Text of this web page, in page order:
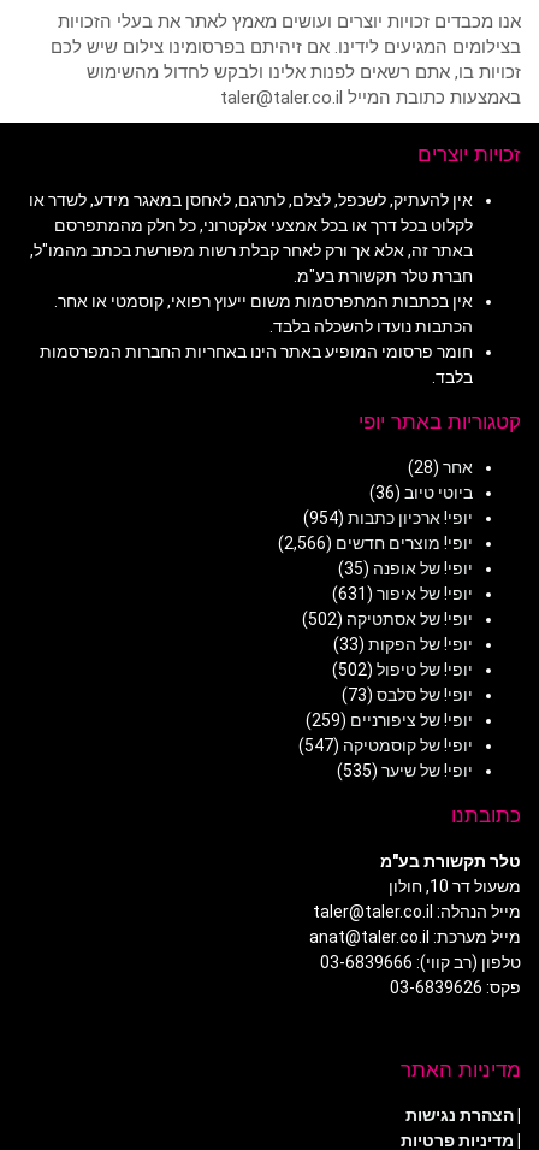
אנו מכבדים זכויות יוצרים ועושים מאמץ לאתר את בעלי הזכויות
בצילומים המגיעים לידינו. אם זיהיתם בפרסומינו צילום שיש לכם
זכויות בו, אתם רשאים לפנות אלינו ולבקש לחדול מהשימוש
באמצעות כתובת המייל taler@taler.co.il
זכויות יוצרים
אין להעתיק, לשכפל, לצלם, לתרגם, לאחסן במאגר מידע, לשדר או
לקלוט בכל דרך או בכל אמצעי אלקטרוני, כל חלק מהמתפרסם
באתר זה, אלא אך ורק לאחר קבלת רשות מפורשת בכתב מהמו"ל,
חברת טלר תקשורת בע"מ.
אין בכתבות המתפרסמות משום ייעוץ רפואי, קוסמטי או אחר.
הכתבות נועדו להשכלה בלבד.
חומר פרסומי המופיע באתר הינו באחריות החברות המפרסמות
בלבד.
קטגוריות באתר יופי
אחר (28)
ביוטי טיוב (36)
יופי! ארכיון כתבות (954)
יופי! מוצרים חדשים (2,566)
יופי! של אופנה (35)
יופי! של איפור (631)
יופי! של אסתטיקה (502)
יופי! של הפקות (33)
יופי! של טיפול (502)
יופי! של סלבס (73)
יופי! של ציפורניים (259)
יופי! של קוסמטיקה (547)
יופי! של שיער (535)
כתובתנו
טלר תקשורת בע"מ
משעול דר 10, חולון
מייל הנהלה: taler@taler.co.il
מייל מערכת: anat@taler.co.il
טלפון (רב קווי): 03-6839666
פקס: 03-6839626
מדיניות האתר
הצהרת נגישות
מדיניות פרטיות